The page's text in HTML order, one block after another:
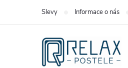
Slevy Informace o nás